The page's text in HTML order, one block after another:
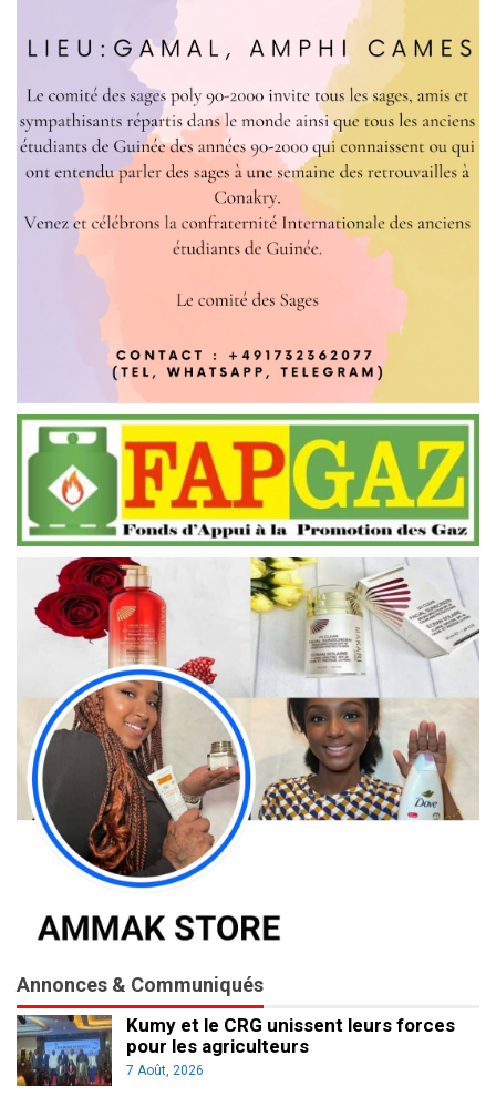
Annonces & Communiqués
Kumy et le CRG unissent leurs forces
pour les agriculteurs
7 Août, 2026